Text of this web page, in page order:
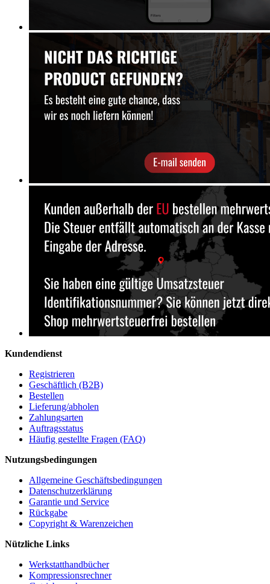
Kundendienst
Registrieren
Geschäftlich (B2B)
Bestellen
Lieferung/abholen
Zahlungsarten
Auftragsstatus
Häufig gestellte Fragen (FAQ)
Nutzungsbedingungen
Allgemeine Geschäftsbedingungen
Datenschutzerklärung
Garantie und Service
Rückgabe
Copyright & Warenzeichen
Nützliche Links
Werkstatthandbücher
Kompressionsrechner